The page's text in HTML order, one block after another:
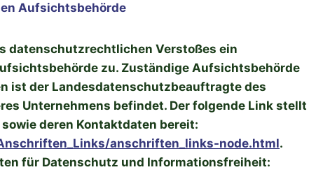
Aufsichtsbehörde
datenschutzrechtlichen Verstoßes ein
zu. Zuständige Aufsichtsbehörde
ist der Landesdatenschutzbeauftragte des
Unternehmens befindet. Der folgende Link stellt
deren Kontaktdaten bereit:
anschriften_links-node.html.
für Datenschutz und Informationsfreiheit: